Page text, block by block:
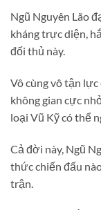
Ngũ Nguyên Lão
kháng trực diện,
đối thủ này.
Vô cùng vô tận
không gian cực
loại Vũ Kỹ có thể
Cả đời này, Ngũ
thức chiến đấu
trận.